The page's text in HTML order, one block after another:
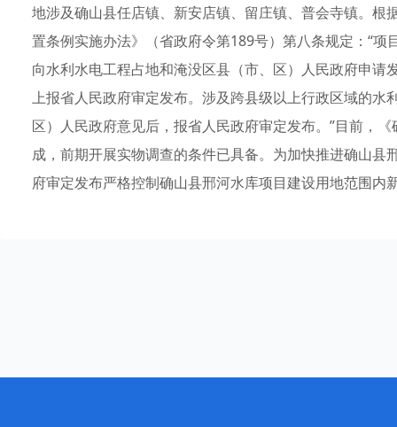
地涉及确山县任店镇、新安店镇、留庄镇、普会寺镇。
置条例实施办法》（省政府令第189号）第八条规定：“
向水利水电工程占地和淹没区县（市、区）人民政府申
上报省人民政府审定发布。涉及跨县级以上行政区域的
区）人民政府意见后，报省人民政府审定发布。”目前，
成，前期开展实物调查的条件已具备。为加快推进确山
府审定发布严格控制确山县邢河水库项目建设用地范围